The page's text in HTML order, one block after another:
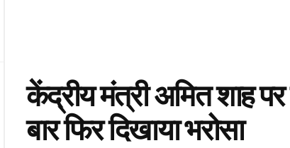
केंद्रीय मंत्री अमित शाह पर
बार फिर दिखाया भरोसा